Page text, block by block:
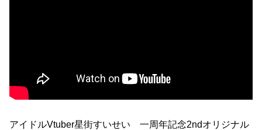
アイドルVtuber星街すいせい 一周年記念2ndオリジナル